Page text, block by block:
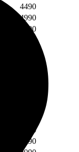
4490
4990
5490
7490
5990